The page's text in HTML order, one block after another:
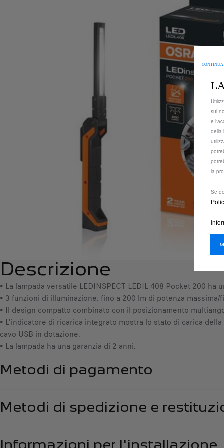
Descrizione
• La lampada versatile LEDINSPECT LEDIL 408 Pocket 200
• 3 funzioni di illuminazione: fino a 200 lm di potenza
• Il design compatto combinato con il posizionamento
• L'indicatore di ricarica integrato mostra lo stato di carica
cavo USB in dotazione.
• La lampada ha una garanzia di 2 anni.
Metodi di pagamento
Metodi di spedizione e
CONTINUA
sul
e
della
la
Se